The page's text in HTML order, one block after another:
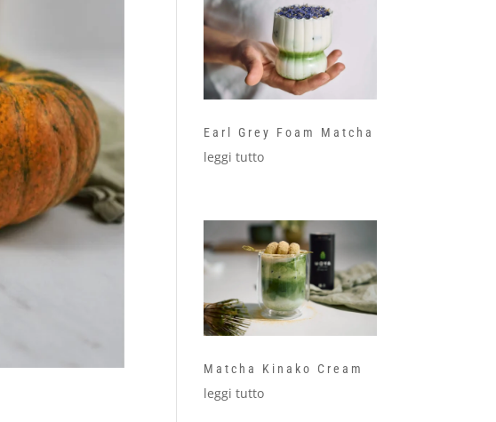
Earl Grey Foam Matcha
leggi tutto
Matcha Kinako Cream
leggi tutto